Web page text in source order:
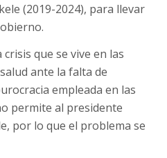
(2019-2024), para llevar
que se vive en las
ante la falta de
empleada en las
permite al presidente
por lo que el problema se